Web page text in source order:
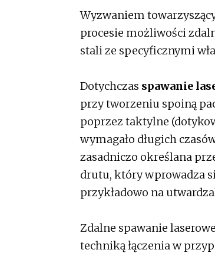
Wyzwaniem
procesie możliwości
stali ze specyficznymi
Dotychczas spawanie
przy tworzeniu spoiną
poprzez taktylne
wymagało długich
zasadniczo określana
drutu, który wprowadza
przykładowo na
Zdalne spawanie
techniką łączenia w